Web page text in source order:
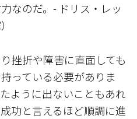
なのだ。- ドリス・レッ
挫折や障害に直面しても
っている必要がありま
ように出ないこともあれ
功と言えるほど順調に進